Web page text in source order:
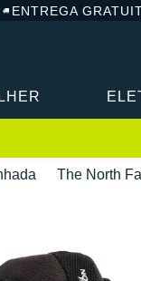
ENTREGA
The North